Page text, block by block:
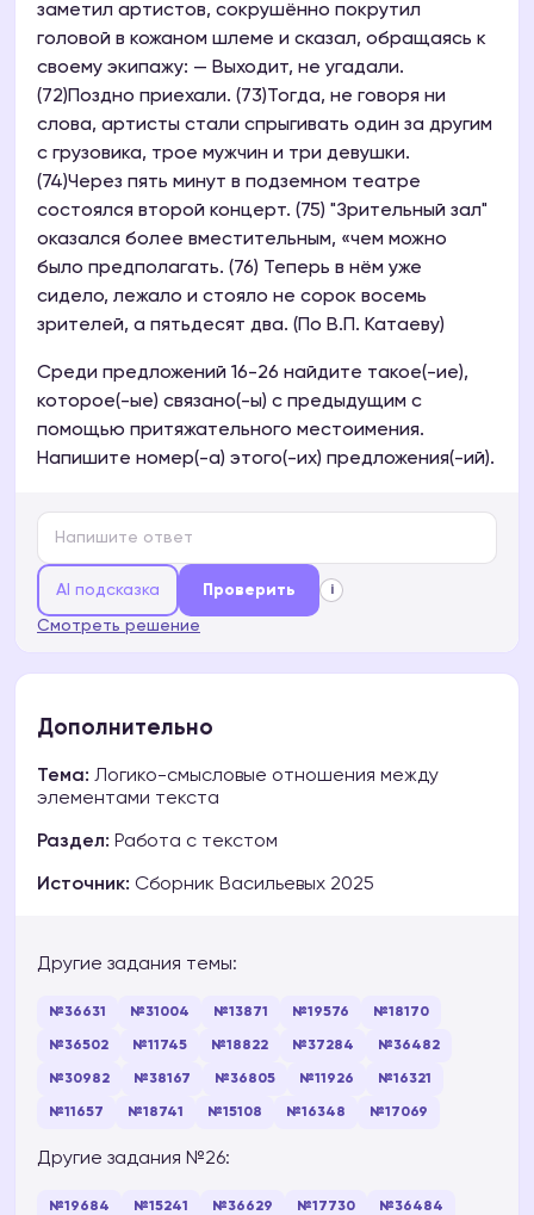
заметил артистов, сокрушённо покрутил
головой в кожаном шлеме и сказал, обращаясь к
своему экипажу: — Выходит, не угадали.
(72)Поздно приехали. (73)Тогда, не говоря ни
слова, артисты стали спрыгивать один за другим
с грузовика, трое мужчин и три девушки.
(74)Через пять минут в подземном театре
состоялся второй концерт. (75) "Зрительный зал"
оказался более вместительным, «чем можно
было предполагать. (76) Теперь в нём уже
сидело, лежало и стояло не сорок восемь
зрителей, а пятьдесят два. (По В.П. Катаеву)
Среди предложений 16-26 найдите такое(-ие),
которое(-ые) связано(-ы) с предыдущим с
помощью притяжательного местоимения.
Напишите номер(-а) этого(-их) предложения(-ий).
AI подсказка Проверить i
Смотреть решение
Дополнительно
Тема: Логико-смысловые отношения между
элементами текста
Раздел: Работа с текстом
Источник: Сборник Васильевых 2025
Другие задания темы:
№36631 №31004 №13871 №19576 №18170
№36502 №11745 №18822 №37284 №36482
№30982 №38167 №36805 №11926 №16321
№11657 №18741 №15108 №16348 №17069
Другие задания №26:
№19684 №15241 №36629 №17730 №36484